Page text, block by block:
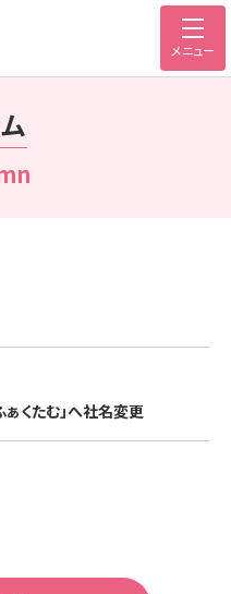
メニュー
くたむ」へ社名変更